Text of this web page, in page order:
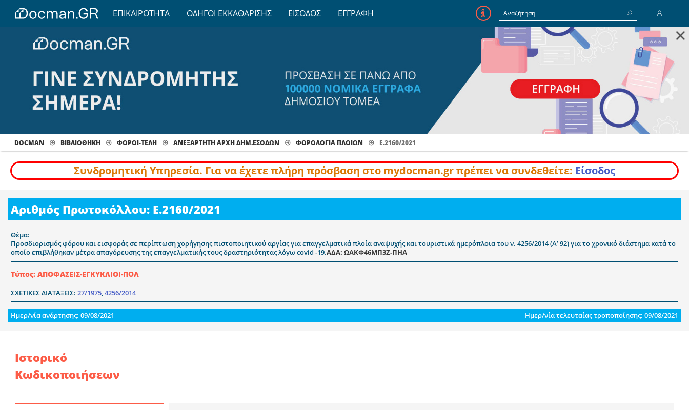
ΕΠΙΚΑΙΡΟΤΗΤΑ ΟΔΗΓΟΙ ΕΚΚΑΘΑΡΙΣΗΣ ΕΙΣΟΔΟΣ ΕΓΓΡΑΦΗ
E-Mail
Κωδικός
Να με θυμάσαι
×
DOCMAN ΒΙΒΛΙΟΘΗΚΗ ΦΟΡΟΙ-ΤΕΛΗ ΑΝΕΞΑΡΤΗΤΗ ΑΡΧΗ ΔΗΜ.ΕΣΟΔΩΝ ΦΟΡΟΛΟΓΊΑ ΠΛΟΊΩΝ Ε.2160/2021
Συνδρομητική Υπηρεσία. Για να έχετε πλήρη πρόσβαση στο mydocman.gr πρέπει να συνδεθείτε: Είσοδος
Αριθμός Πρωτοκόλλου: Ε.2160/2021
Θέμα:
Προσδιορισμός φόρου και εισφοράς σε περίπτωση χορήγησης πιστοποιητικού αργίας για επαγγελματικά πλοία αναψυχής και τουριστικά ημερόπλοια του ν. 4256/2014 (Α’ 92) για το χρονικό διάστημα κατά το
οποίο επιβλήθηκαν μέτρα απαγόρευσης της επαγγελματικής τους δραστηριότητας λόγω covid -19.ΑΔΑ: ΩΑΚΦ46ΜΠ3Ζ-ΠΗΑ
Τύπος: ΑΠΟΦΑΣΕΙΣ-ΕΓΚΥΚΛΙΟΙ-ΠΟΛ
ΣΧΕΤΙΚΕΣ ΔΙΑΤΑΞΕΙΣ: 27/1975 4256/2014
Ημερ/νία ανάρτησης: 09/08/2021 Ημερ/νία τελευταίας τροποποίησης: 09/08/2021
Ιστορικό
Κωδικοποιήσεων